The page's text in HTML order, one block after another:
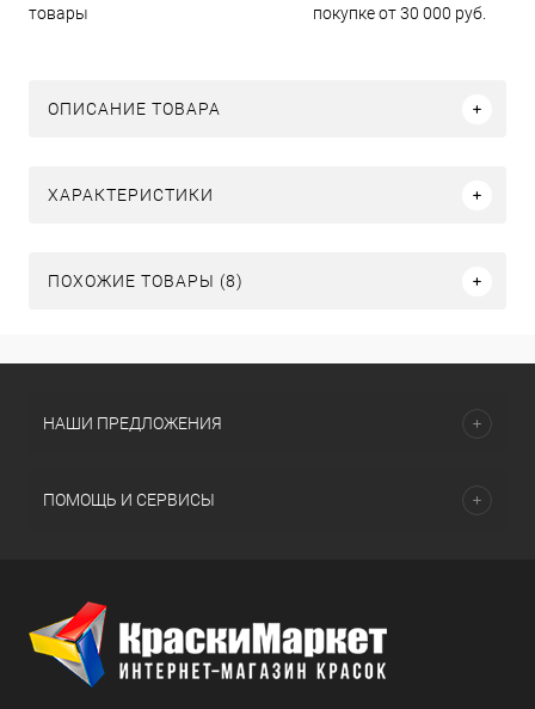
товары
покупке от 30 000 руб.
ОПИСАНИЕ ТОВАРА
ХАРАКТЕРИСТИКИ
ПОХОЖИЕ ТОВАРЫ (8)
НАШИ ПРЕДЛОЖЕНИЯ
ПОМОЩЬ И СЕРВИСЫ